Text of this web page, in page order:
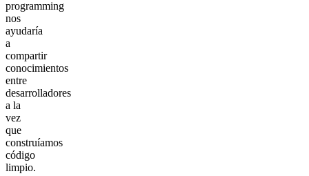
programming
nos
ayudaría
a
compartir
conocimientos
entre
desarrolladores
a la
vez
que
construíamos
código
limpio.